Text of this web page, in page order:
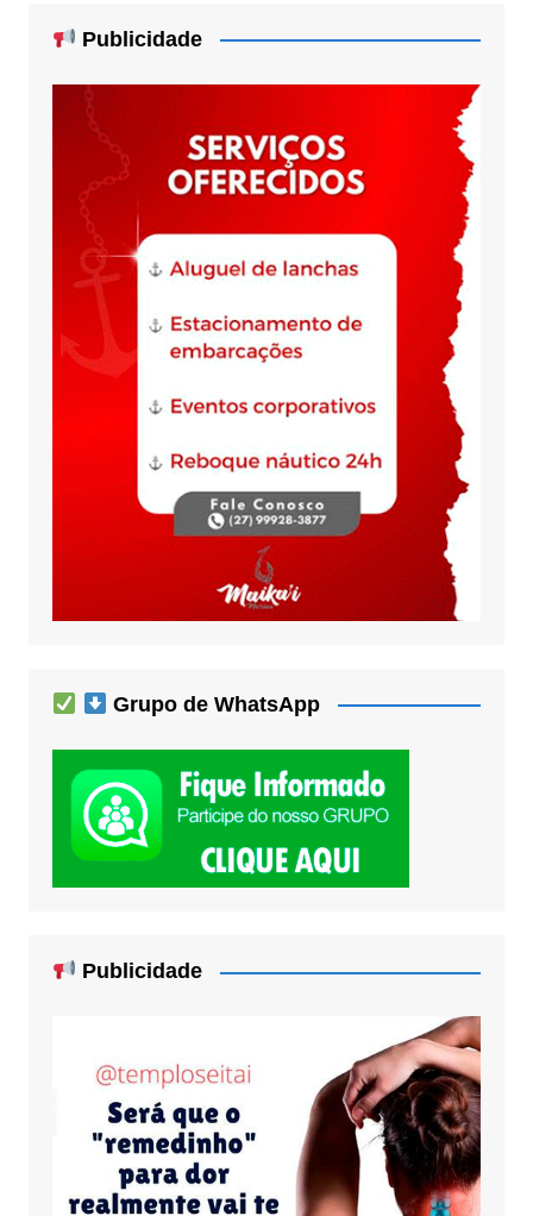
Publicidade
Grupo de WhatsApp
Publicidade